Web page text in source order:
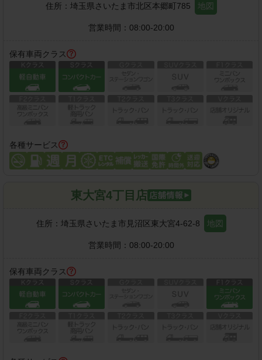
住所： 埼玉県さいたま市北区本郷町785 地図
営業時間： 08:00-20:00
保有車両クラス
各種サービス
東大宮4丁目店
住所： 埼玉県さいたま市見沼区東大宮4-62-8 地図
営業時間： 08:00-20:00
保有車両クラス